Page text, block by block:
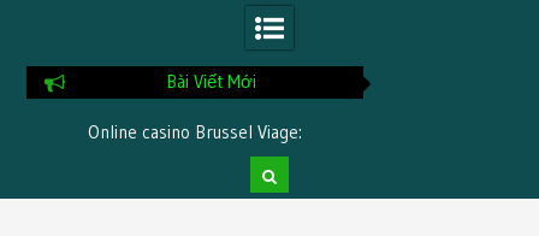
Bài Viết Mới
Online casino Brussel Viage:
accountverificatie stap voor stap